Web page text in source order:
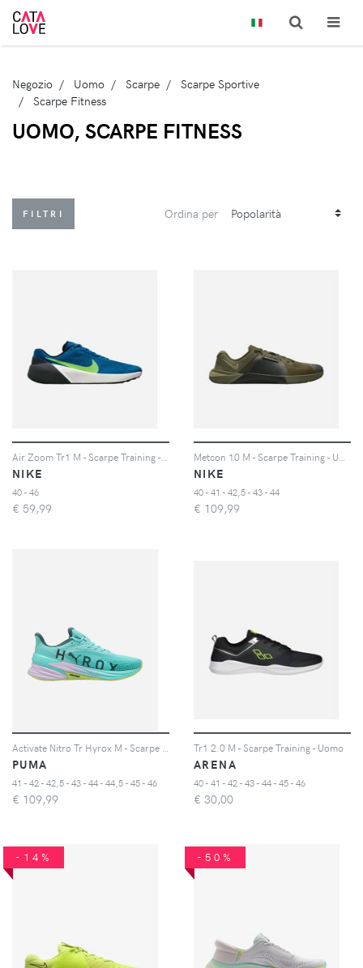
Negozio Uomo Scarpe
Scarpe Sportive
Scarpe Fitness
UOMO, SCARPE FITNESS
FILTRI Ordina per
Air Zoom Tr1 M - Scarpe Training - Uomo
NIKE
40 - 46
€ 59,99
Metcon 10 M - Scarpe Training - Uomo - Verde
NIKE
40 - 41 - 42,5 - 43 - 44
€ 109,99
Activate Nitro Tr Hyrox M - Scarpe Training - Uomo - Verde
PUMA
41 - 42 - 42,5 - 43 - 44 - 44,5 - 45 - 46
€ 109,99
Tr1 2.0 M - Scarpe Training - Uomo
ARENA
40 - 41 - 42 - 43 - 44 - 45 - 46
€ 30,00
-14% -50%